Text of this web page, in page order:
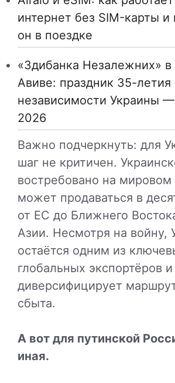
интернет без SIM-карты
он в поездке
«Здибанка Незалежних» в
Авиве: праздник 35-летия
независимости Украины —
2026
Важно подчеркнуть: для
шаг не критичен.
востребовано на
может продаваться в
от ЕС до Ближнего
Азии. Несмотря на войну,
остаётся одним из
глобальных экспортёров и
диверсифицирует
сбыта.
А вот для путинской
иная.